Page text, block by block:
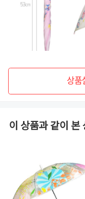
상품
이 상품과 같이 본